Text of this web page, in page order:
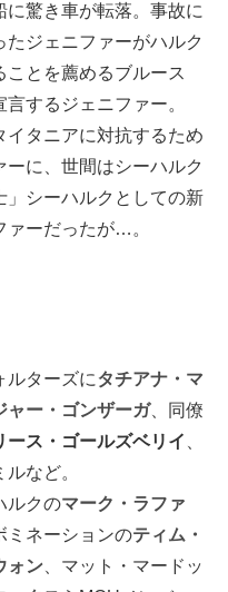
驚き車が転落。事故に
ジェニファーがハルク
とを薦めるブルース
するジェニファー。
イタニアに対抗するため
に、世間はシーハルク
」シーハルクとしての新
ァーだったが…。
ルターズにタチアナ・マ
ャー・ゴンザーガ、同僚
ース・ゴールズベリイ
など。
ルクのマーク・ラファ
ミネーションのティム・
ォン 、マット・マードッ